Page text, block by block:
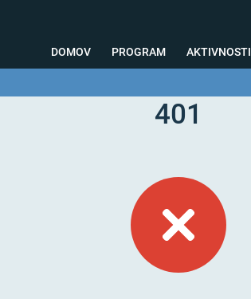
DOMOV PROGRAM AKTIVNOSTI
Testiranja
401